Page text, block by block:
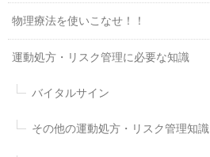
物理療法を使いこなせ！！
運動処方・リスク管理に必要な知識
バイタルサイン
その他の運動処方・リスク管理知識